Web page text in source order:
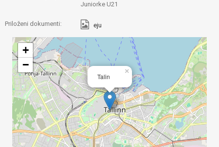
Juniorke U21
Priloženi dokumenti: eju
Talin
×
+
−